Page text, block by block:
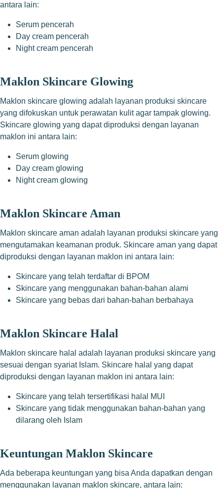
antara lain:
Serum pencerah
Day cream pencerah
Night cream pencerah
Maklon Skincare Glowing
Maklon skincare glowing adalah layanan produksi skincare
yang difokuskan untuk perawatan kulit agar tampak glowing.
Skincare glowing yang dapat diproduksi dengan layanan
maklon ini antara lain:
Serum glowing
Day cream glowing
Night cream glowing
Maklon Skincare Aman
Maklon skincare aman adalah layanan produksi skincare yang
mengutamakan keamanan produk. Skincare aman yang dapat
diproduksi dengan layanan maklon ini antara lain:
Skincare yang telah terdaftar di BPOM
Skincare yang menggunakan bahan-bahan alami
Skincare yang bebas dari bahan-bahan berbahaya
Maklon Skincare Halal
Maklon skincare halal adalah layanan produksi skincare yang
sesuai dengan syariat Islam. Skincare halal yang dapat
diproduksi dengan layanan maklon ini antara lain:
Skincare yang telah tersertifikasi halal MUI
Skincare yang tidak menggunakan bahan-bahan yang
dilarang oleh Islam
Keuntungan Maklon Skincare
Ada beberapa keuntungan yang bisa Anda dapatkan dengan
menggunakan layanan maklon skincare, antara lain: